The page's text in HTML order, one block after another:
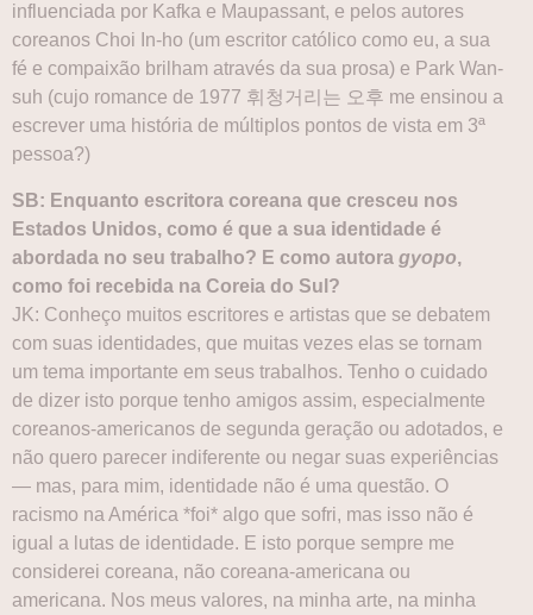
influenciada por Kafka e Maupassant, e pelos autores
coreanos Choi In-ho (um escritor católico como eu, a sua
fé e compaixão brilham através da sua prosa) e Park Wan-
suh (cujo romance de 1977 휘청거리는 오후 me ensinou a
escrever uma história de múltiplos pontos de vista em 3ª
pessoa?)
SB: Enquanto escritora coreana que cresceu nos
Estados Unidos, como é que a sua identidade é
abordada no seu trabalho? E como autora gyopo,
como foi recebida na Coreia do Sul?
JK: Conheço muitos escritores e artistas que se debatem
com suas identidades, que muitas vezes elas se tornam
um tema importante em seus trabalhos. Tenho o cuidado
de dizer isto porque tenho amigos assim, especialmente
coreanos-americanos de segunda geração ou adotados, e
não quero parecer indiferente ou negar suas experiências
— mas, para mim, identidade não é uma questão. O
racismo na América *foi* algo que sofri, mas isso não é
igual a lutas de identidade. E isto porque sempre me
considerei coreana, não coreana-americana ou
americana. Nos meus valores, na minha arte, na minha